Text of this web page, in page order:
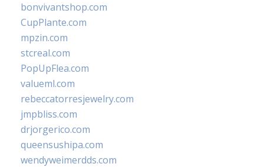
bonvivantshop.com
CupPlante.com
mpzin.com
stcreal.com
PopUpFlea.com
valueml.com
rebeccatorresjewelry.com
jmpbliss.com
drjorgerico.com
queensushipa.com
wendyweimerdds.com